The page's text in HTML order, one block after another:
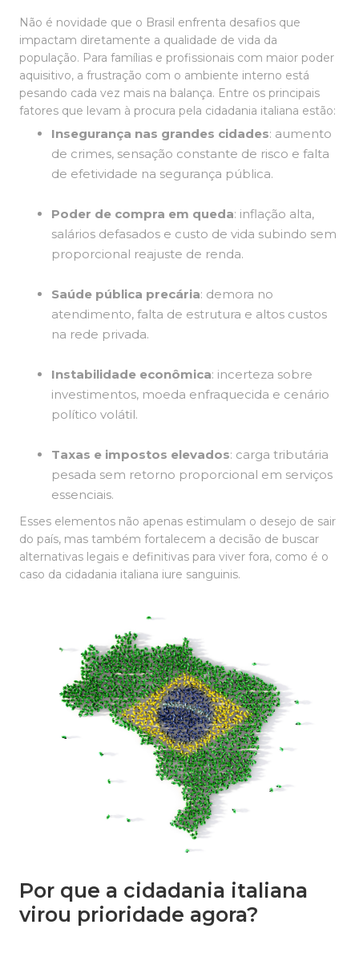
Não é novidade que o Brasil enfrenta desafios que
impactam diretamente a qualidade de vida da
população. Para famílias e profissionais com maior poder
aquisitivo, a frustração com o ambiente interno está
pesando cada vez mais na balança. Entre os principais
fatores que levam à procura pela cidadania italiana estão:
Insegurança nas grandes cidades: aumento
de crimes, sensação constante de risco e falta
de efetividade na segurança pública.
Poder de compra em queda: inflação alta,
salários defasados e custo de vida subindo sem
proporcional reajuste de renda.
Saúde pública precária: demora no
atendimento, falta de estrutura e altos custos
na rede privada.
Instabilidade econômica: incerteza sobre
investimentos, moeda enfraquecida e cenário
político volátil.
Taxas e impostos elevados: carga tributária
pesada sem retorno proporcional em serviços
essenciais.
Esses elementos não apenas estimulam o desejo de sair
do país, mas também fortalecem a decisão de buscar
alternativas legais e definitivas para viver fora, como é o
caso da cidadania italiana iure sanguinis.
Por que a cidadania italiana
virou prioridade agora?